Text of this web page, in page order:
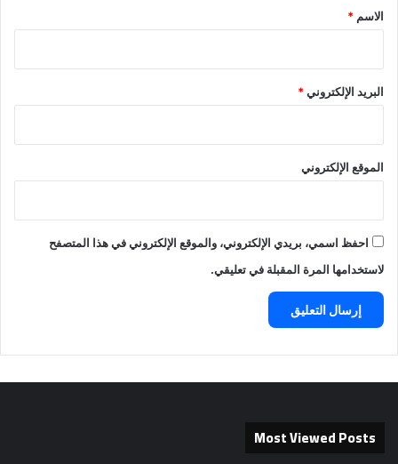
*
الاسم *
البريد الإلكتروني*
الموقع الإلكتروني
احفظ اسمي، بريدي الإلكتروني، والموقع الإلكتروني في هذا المتصفح
لاستخدامها المرة المقبلة في تعليقي.
Most Viewed Posts